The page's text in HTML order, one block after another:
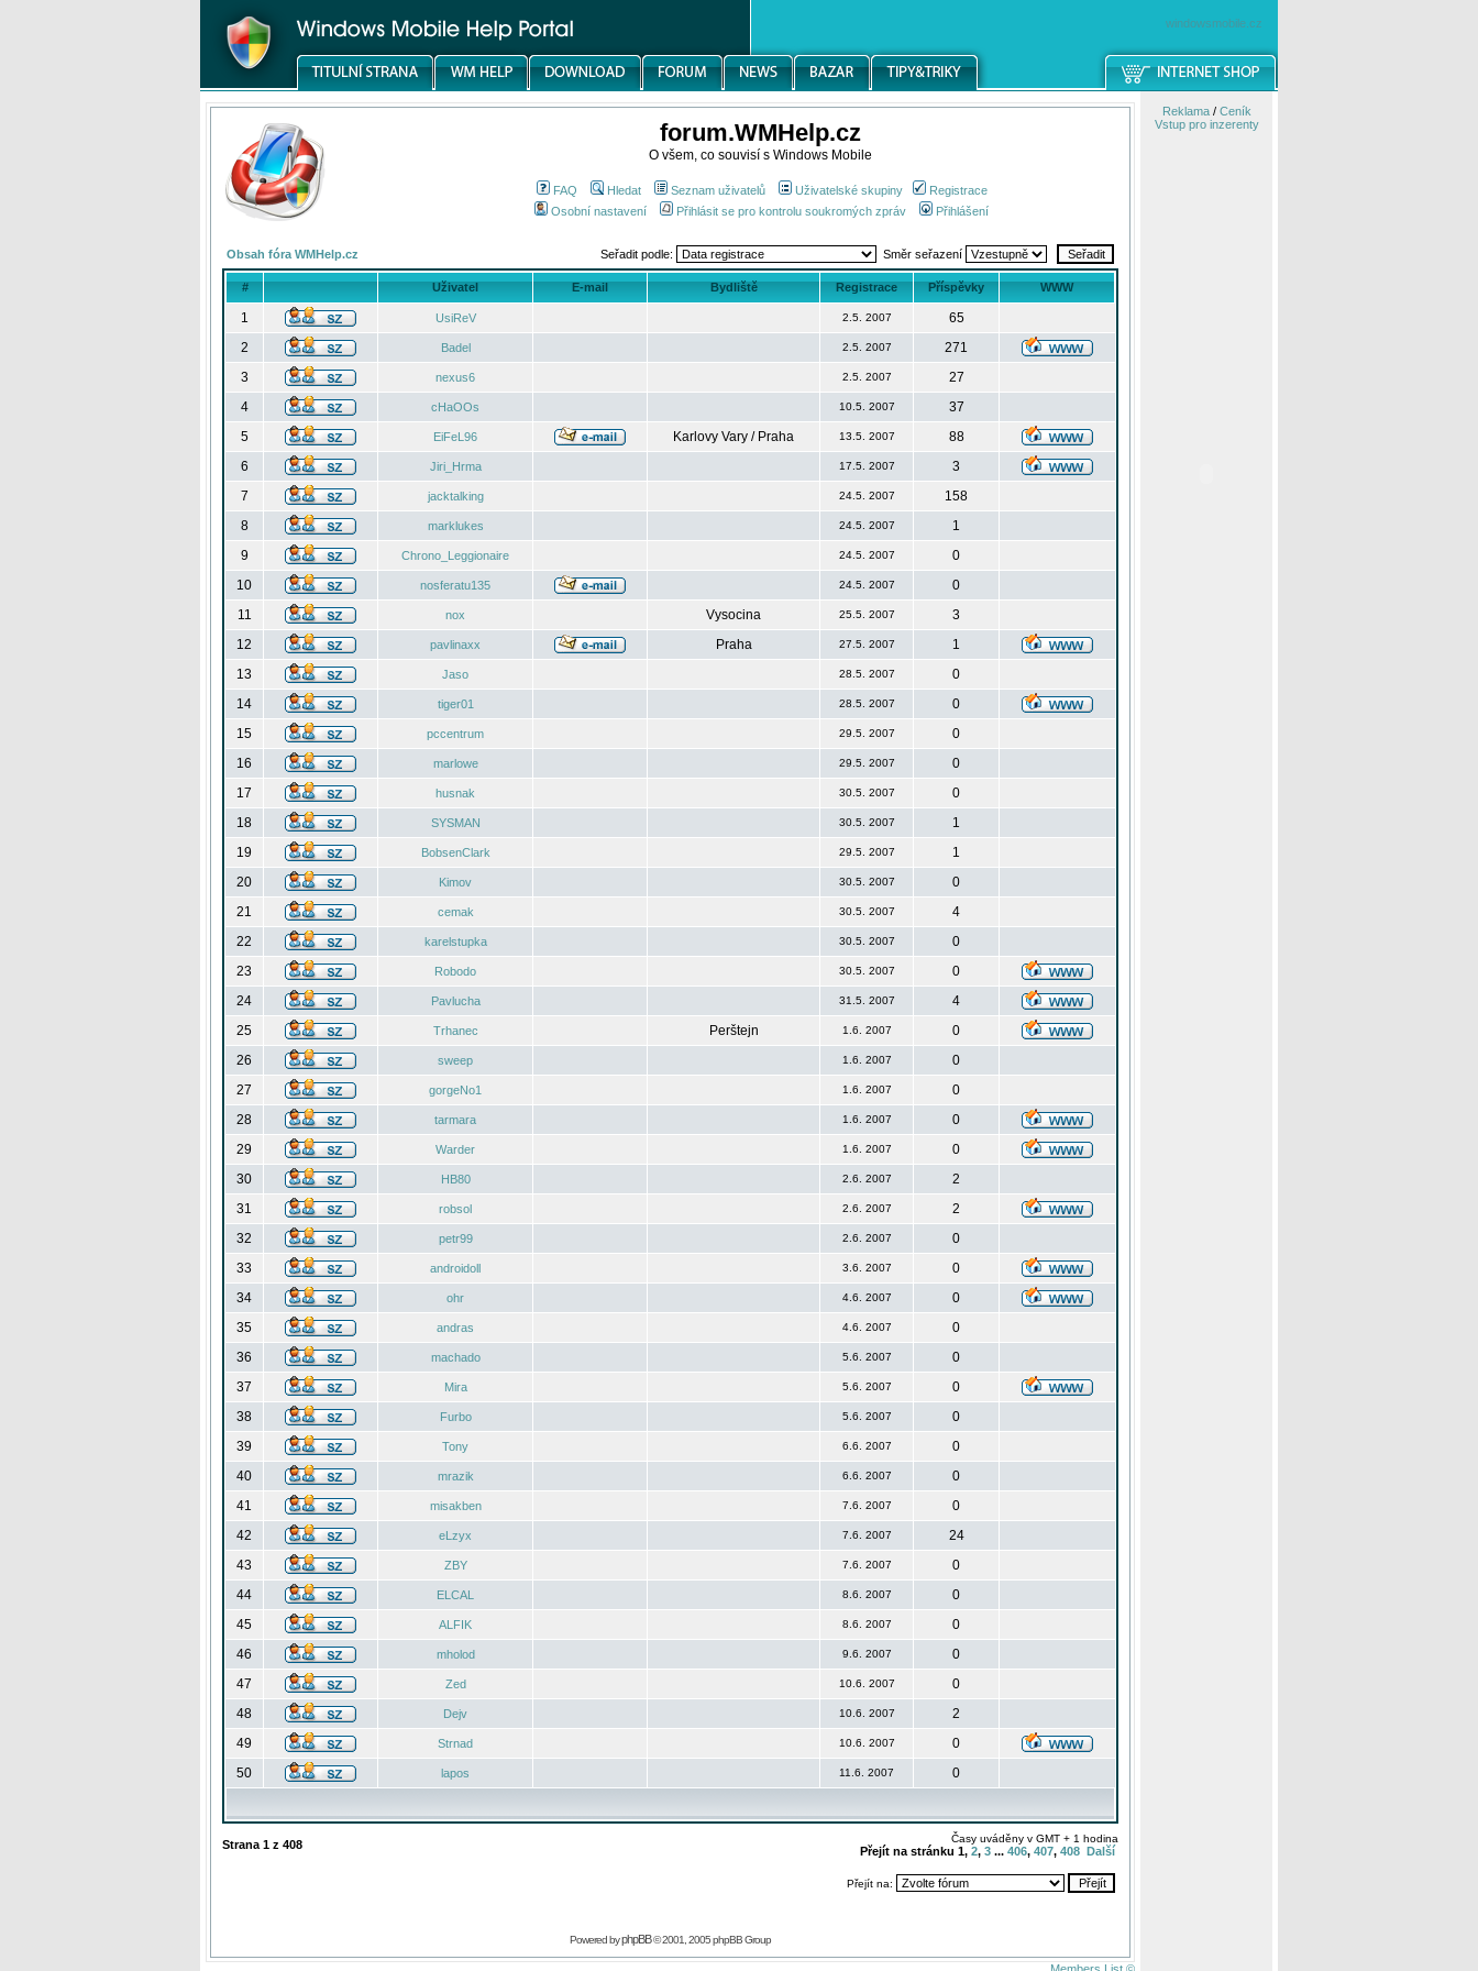
windowsmobile.cz
forum.WMHelp.cz
O všem, co souvisí s Windows Mobile
FAQ Hledat Seznam uživatelů Uživatelské skupiny
Registrace
Osobní nastavení
Přihlásit se pro kontrolu soukromých zpráv Přihlášení
Obsah fóra WMHelp.cz Seřadit podle: Směr seřazení
# Uživatel E-mail Bydliště Registrace Příspěvky WWW
1 UsiReV 2.5. 2007
65
2
Badel 2.5. 2007
271
3
nexus6 2.5. 2007
27
4
cHaOOs 10.5. 2007
37
5
EiFeL96 Karlovy Vary / Praha 13.5. 2007
88
6
Jiri_Hrma 17.5. 2007
3
7
jacktalking 24.5. 2007
158
8
marklukes 24.5. 2007
1
9
Chrono_Leggionaire 24.5. 2007
0
10
nosferatu135 24.5. 2007
0
11
nox Vysocina 25.5. 2007
3
12
pavlinaxx Praha 27.5. 2007
1
13
Jaso 28.5. 2007
0
14
tiger01 28.5. 2007
0
15
pccentrum 29.5. 2007
0
16
marlowe 29.5. 2007
0
17
husnak 30.5. 2007
0
18
SYSMAN 30.5. 2007
1
19
BobsenClark 29.5. 2007
1
20
Kimov 30.5. 2007
0
21
cemak 30.5. 2007
4
22
karelstupka 30.5. 2007
0
23
Robodo 30.5. 2007
0
24
Pavlucha 31.5. 2007
4
25
Trhanec Perštejn 1.6. 2007
0
26
sweep 1.6. 2007
0
27
gorgeNo1 1.6. 2007
0
28
tarmara 1.6. 2007
0
29
Warder 1.6. 2007
0
30
HB80 2.6. 2007
2
31
robsol 2.6. 2007
2
32
petr99 2.6. 2007
0
33
androidoll 3.6. 2007
0
34
ohr 4.6. 2007
0
35
andras 4.6. 2007
0
36
machado 5.6. 2007
0
37
Mira 5.6. 2007
0
38
Furbo 5.6. 2007
0
39
Tony 6.6. 2007
0
40
mrazik 6.6. 2007
0
41
misakben 7.6. 2007
0
42
eLzyx 7.6. 2007
24
43
ZBY 7.6. 2007
0
44
ELCAL 8.6. 2007
0
45
ALFIK 8.6. 2007
0
46
mholod 9.6. 2007
0
47
Zed 10.6. 2007
0
48
Dejv 10.6. 2007
2
49
Strnad 10.6. 2007
0
50
lapos 11.6. 2007 0
Strana 1 z 408 Časy uváděny v GMT + 1 hodina
Přejít na stránku 1, 2, 3 ... 406, 407, 408 Další
Přejít na:
Powered byphpBB© 2001, 2005 phpBB Group
Reklama/ Ceník
Vstup pro inzerenty